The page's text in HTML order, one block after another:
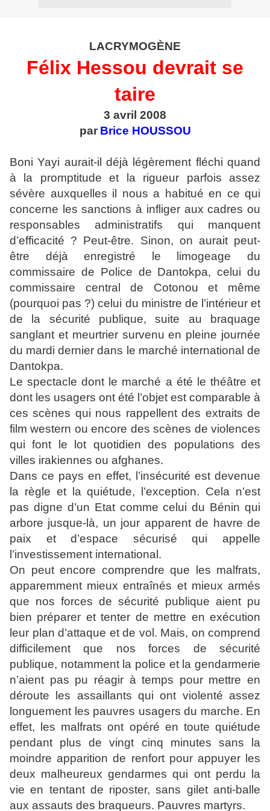
LACRYMOGÈNE
Félix Hessou devrait se
taire
3 avril 2008
par Brice HOUSSOU
Boni Yayi aurait-il déjà légèrement fléchi quand
à la promptitude et la rigueur parfois assez
sévère auxquelles il nous a habitué en ce qui
concerne les sanctions à infliger aux cadres ou
responsables administratifs qui manquent
d’efficacité ? Peut-être. Sinon, on aurait peut-
être déjà enregistré le limogeage du
commissaire de Police de Dantokpa, celui du
commissaire central de Cotonou et même
(pourquoi pas ?) celui du ministre de l’intérieur et
de la sécurité publique, suite au braquage
sanglant et meurtrier survenu en pleine journée
du mardi dernier dans le marché international de
Dantokpa.
Le spectacle dont le marché a été le théâtre et
dont les usagers ont été l’objet est comparable à
ces scènes qui nous rappellent des extraits de
film western ou encore des scènes de violences
qui font le lot quotidien des populations des
villes irakiennes ou afghanes.
Dans ce pays en effet, l’insécurité est devenue
la règle et la quiétude, l’exception. Cela n’est
pas digne d’un Etat comme celui du Bénin qui
arbore jusque-là, un jour apparent de havre de
paix et d’espace sécurisé qui appelle
l’investissement international.
On peut encore comprendre que les malfrats,
apparemment mieux entraînés et mieux armés
que nos forces de sécurité publique aient pu
bien préparer et tenter de mettre en exécution
leur plan d’attaque et de vol. Mais, on comprend
difficilement que nos forces de sécurité
publique, notamment la police et la gendarmerie
n’aient pas pu réagir à temps pour mettre en
déroute les assaillants qui ont violenté assez
longuement les pauvres usagers du marche. En
effet, les malfrats ont opéré en toute quiétude
pendant plus de vingt cinq minutes sans la
moindre apparition de renfort pour appuyer les
deux malheureux gendarmes qui ont perdu la
vie en tentant de riposter, sans gilet anti-balle
aux assauts des braqueurs. Pauvres martyrs.